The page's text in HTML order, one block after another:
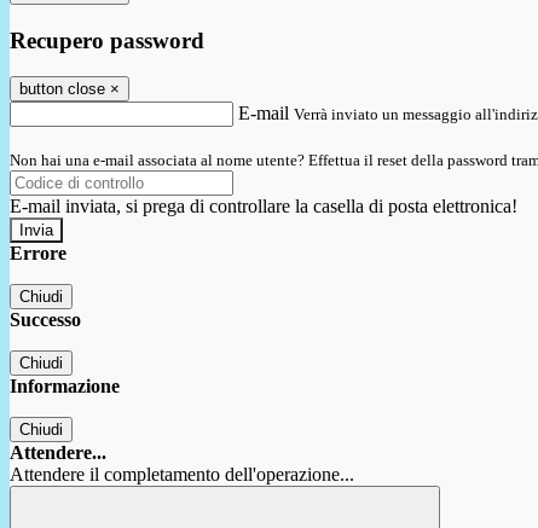
Recupero password
button close ×
E-mail Verrà inviato un messaggio
Non hai una e-mail associata al nome utente? Effettua il reset della password
E-mail inviata, si prega di controllare la casella di posta elettronica!
Errore
Chiudi
Successo
Chiudi
Informazione
Chiudi
Attendere...
Attendere il completamento dell'operazione...